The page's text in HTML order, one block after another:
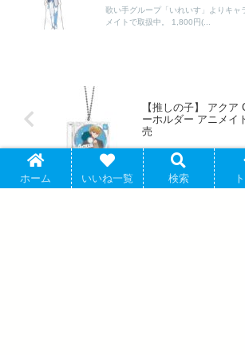
歌い手グループ「いれいす」よりキャ
メイトで取扱中。 1,800円(...
【推しの子】 アクア
ーホルダー アニメイ
売
お隣の天使様にいつの間にか駄目人間に
ホーム いいね一覧 検索